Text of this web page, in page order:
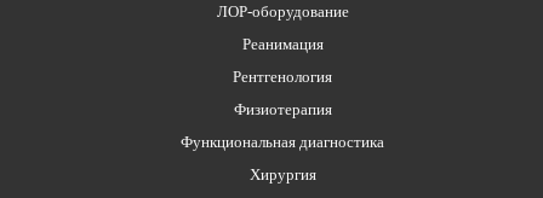
ЛОР-оборудование
Реанимация
Рентгенология
Физиотерапия
Функциональная диагностика
Хирургия